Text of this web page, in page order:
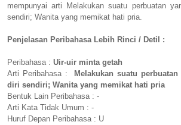
mempunyai arti Melakukan suatu perbuatan
sendiri; Wanita yang memikat hati pria.
Penjelasan Peribahasa Lebih Rinci / Detil :
Peribahasa : Uir-uir minta getah
Arti Peribahasa :
Melakukan suatu
diri sendiri; Wanita yang memikat hati pria
Bentuk Lain Peribahasa : -
Arti Kata Tidak Umum : -
Huruf Depan Peribahasa : U